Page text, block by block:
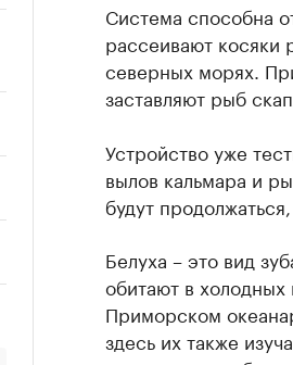
Система способна
рассеивают косяки
северных морях.
заставляют рыб
Устройство уже
вылов кальмара и
будут
Белуха – это вид
обитают в
Приморском
здесь их также